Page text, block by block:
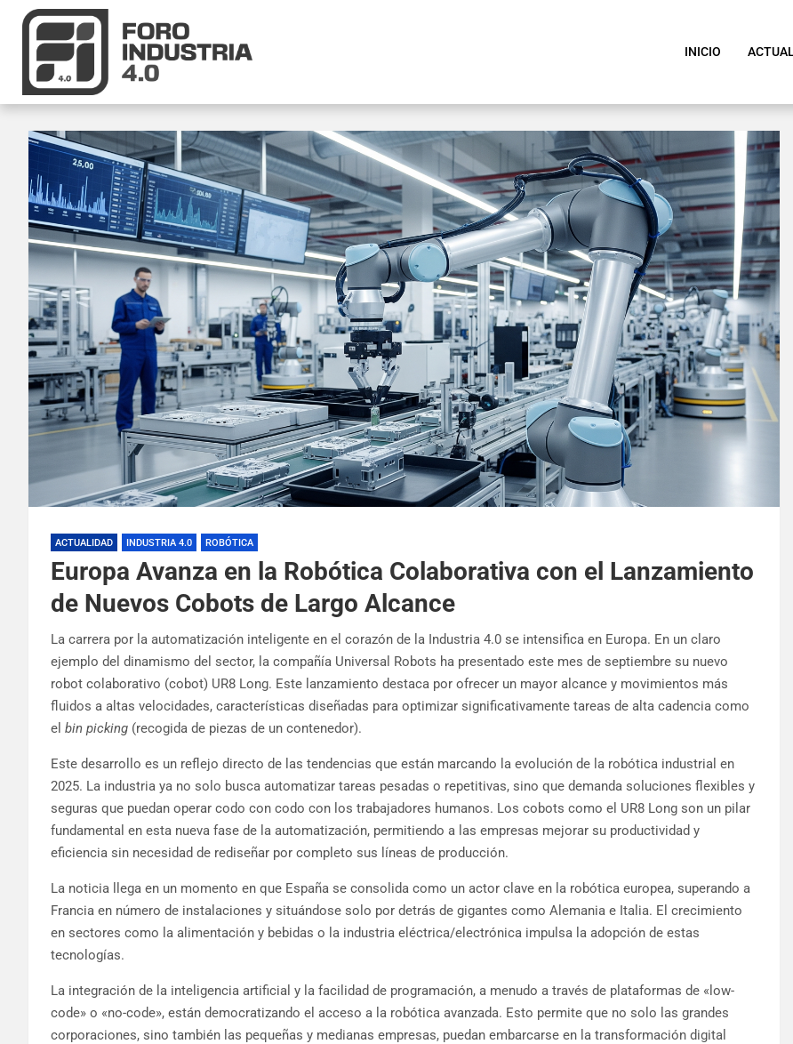
INICIO
ACTUALIDAD INDUSTRIA 4.0 ROBÓTICA
Europa Avanza en la Robótica Colaborativa con el Lanzamiento
de Nuevos Cobots de Largo Alcance
La carrera por la automatización inteligente en el corazón de la Industria 4.0 se intensifica en Europa. En un claro
ejemplo del dinamismo del sector, la compañía Universal Robots ha presentado este mes de septiembre su nuevo
robot colaborativo (cobot) UR8 Long. Este lanzamiento destaca por ofrecer un mayor alcance y movimientos más
fluidos a altas velocidades, características diseñadas para optimizar significativamente tareas de alta cadencia como
el bin picking (recogida de piezas de un contenedor).
Este desarrollo es un reflejo directo de las tendencias que están marcando la evolución de la robótica industrial en
2025. La industria ya no solo busca automatizar tareas pesadas o repetitivas, sino que demanda soluciones flexibles y
seguras que puedan operar codo con codo con los trabajadores humanos. Los cobots como el UR8 Long son un pilar
fundamental en esta nueva fase de la automatización, permitiendo a las empresas mejorar su productividad y
eficiencia sin necesidad de rediseñar por completo sus líneas de producción.
La noticia llega en un momento en que España se consolida como un actor clave en la robótica europea, superando a
Francia en número de instalaciones y situándose solo por detrás de gigantes como Alemania e Italia. El crecimiento
en sectores como la alimentación y bebidas o la industria eléctrica/electrónica impulsa la adopción de estas
tecnologías.
La integración de la inteligencia artificial y la facilidad de programación, a menudo a través de plataformas de «low-
code» o «no-code», están democratizando el acceso a la robótica avanzada. Esto permite que no solo las grandes
corporaciones, sino también las pequeñas y medianas empresas, puedan embarcarse en la transformación digital